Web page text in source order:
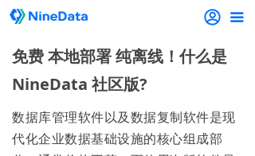
끀
免费 本地部署 纯离线！什么是
NineData 社区版?
数据库管理软件以及数据复制软件是现
代化企业数据基础设施的核心组成部